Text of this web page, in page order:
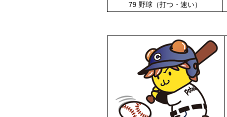
79 野球（打つ・速い）